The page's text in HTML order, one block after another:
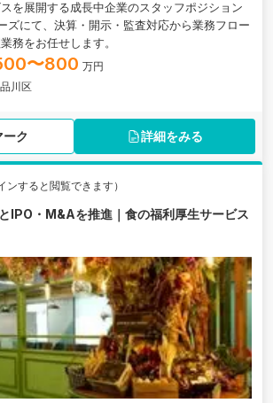
を展開する成長中企業のスタッフポジション
ズにて、決算・開示・監査対応から業務フロー
務をお任せします。
〜800 万円
川区
ク 詳細をみる
ンすると閲覧できます）
IPO・M&Aを推進｜食の福利厚生サービス